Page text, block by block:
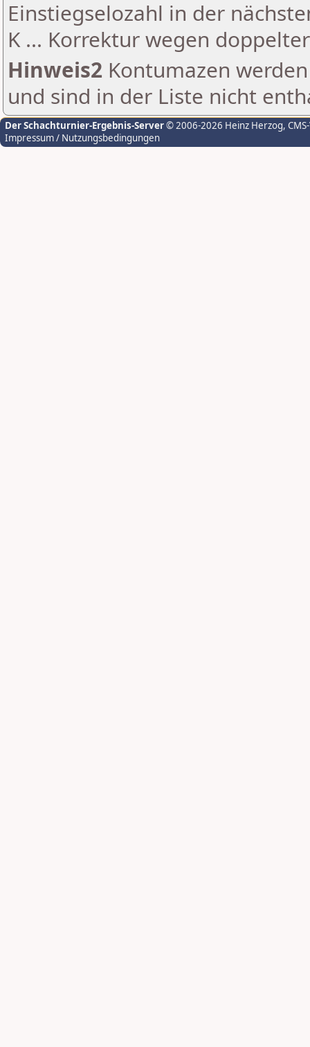
Einstiegselozahl in der
K ... Korrektur wegen
Hinweis2 Kontumazen
und sind in der Liste nicht
Der Schachturnier-Ergebnis-Server© 2006-2026 Heinz Herzog,
Impressum / Nutzungsbedingungen